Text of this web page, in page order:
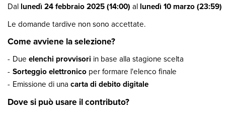
Dal lunedì 24 febbraio 2025 (14:00) al lunedì 10 marzo (23:59)
Le domande tardive non sono accettate.
Come avviene la selezione?
Due elenchi provvisori in base alla stagione scelta
Sorteggio elettronico per formare l'elenco finale
Emissione di una carta di debito digitale
Dove si può usare il contributo?